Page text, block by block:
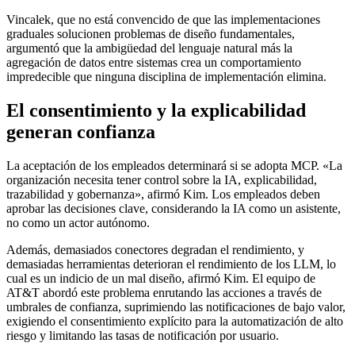
Vincalek, que no está convencido de que las implementaciones
graduales solucionen problemas de diseño fundamentales,
argumentó que la ambigüedad del lenguaje natural más la
agregación de datos entre sistemas crea un comportamiento
impredecible que ninguna disciplina de implementación elimina.
El consentimiento y la explicabilidad
generan confianza
La aceptación de los empleados determinará si se adopta MCP. «La
organización necesita tener control sobre la IA, explicabilidad,
trazabilidad y gobernanza», afirmó Kim. Los empleados deben
aprobar las decisiones clave, considerando la IA como un asistente,
no como un actor autónomo.
Además, demasiados conectores degradan el rendimiento, y
demasiadas herramientas deterioran el rendimiento de los LLM, lo
cual es un indicio de un mal diseño, afirmó Kim. El equipo de
AT&T abordó este problema enrutando las acciones a través de
umbrales de confianza, suprimiendo las notificaciones de bajo valor,
exigiendo el consentimiento explícito para la automatización de alto
riesgo y limitando las tasas de notificación por usuario.